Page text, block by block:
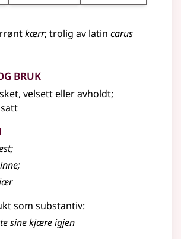
kærr; trolig av latin carus
bruk
velsett eller avholdt;
;
;
som substantiv:
sinekjæreigjen